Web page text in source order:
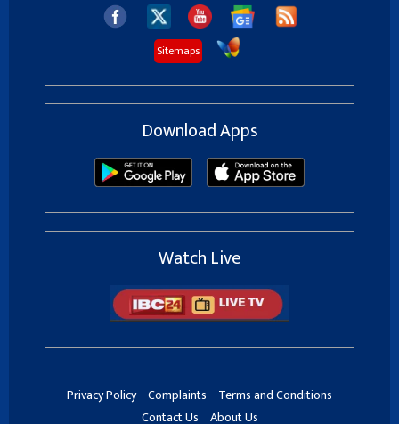
Sitemaps
Download Apps
Watch Live
Privacy Policy Complaints
Terms and Conditions
Contact Us
About Us